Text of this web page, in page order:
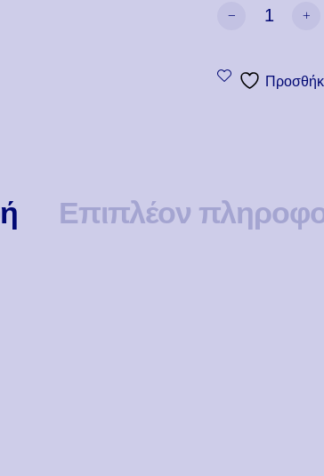
Θερμαντήρας
Επιπλέον